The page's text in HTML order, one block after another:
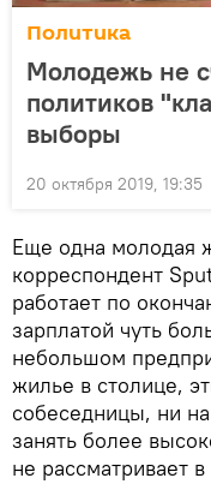
Политика
Молодежь не
политиков
выборы
20 октября 2019, 19:35
Еще одна молодая
корреспондент
работает по
зарплатой чуть
небольшом
жилье в столице,
собеседницы, ни на
занять более
не рассматривает